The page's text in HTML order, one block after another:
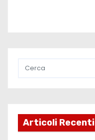
Articoli Recenti